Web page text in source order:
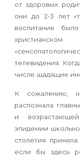
от здоровых
они до 2-3 лет
воспитание
телевидения.
числе щадящие
К сожалению,
распознала
и
эпидемии
столетия
если бы здесь